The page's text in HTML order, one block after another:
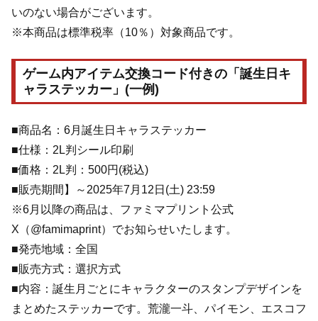
いのない場合がございます。
※本商品は標準税率（10％）対象商品です。
ゲーム内アイテム交換コード付きの「誕生日キ
ャラステッカー」(一例)
■商品名：6月誕生日キャラステッカー
■仕様：2L判シール印刷
■価格：2L判：500円(税込)
■販売期間】～2025年7月12日(土) 23:59
※6月以降の商品は、ファミマプリント公式
X（@famimaprint）でお知らせいたします。
■発売地域：全国
■販売方式：選択方式
■内容：誕生月ごとにキャラクターのスタンプデザインを
まとめたステッカーです。荒瀧一斗、パイモン、エスコフ